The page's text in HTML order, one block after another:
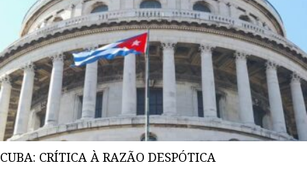
CUBA: CRÍTICA À RAZÃO DESPÓTICA